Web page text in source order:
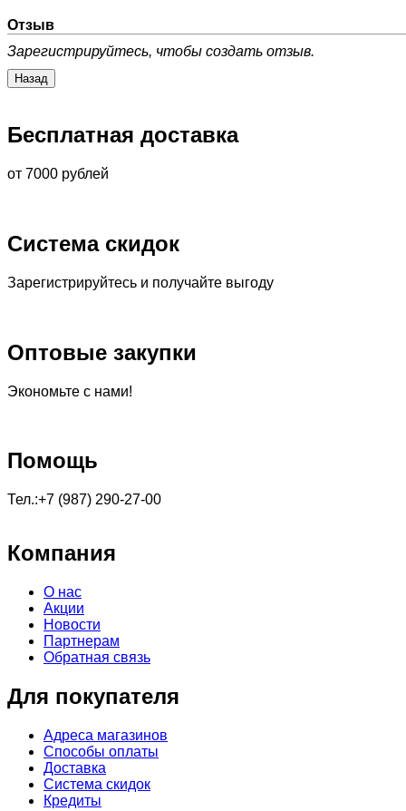
Отзыв
Зарегистрируйтесь, чтобы создать отзыв.
Бесплатная доставка
от 7000 рублей
Система скидок
Зарегистрируйтесь и получайте выгоду
Оптовые закупки
Экономьте с нами!
Помощь
Тел.:+7 (987) 290-27-00
Компания
О нас
Акции
Новости
Партнерам
Обратная связь
Для покупателя
Адреса магазинов
Способы оплаты
Доставка
Система скидок
Кредиты